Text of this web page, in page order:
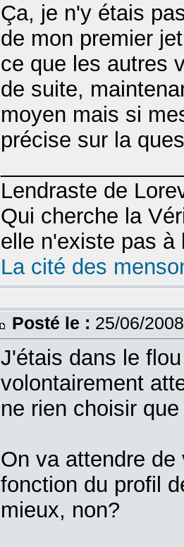
Ça, je n'y étais
de mon premier
ce que les autres
de suite,
moyen mais si
précise sur la
Lendraste de
Qui cherche la
elle n'existe pas à
La cité des
Posté le : 25/06/
J'étais dans le
volontairement
ne rien choisir
On va attendre
fonction du profil
mieux, non?